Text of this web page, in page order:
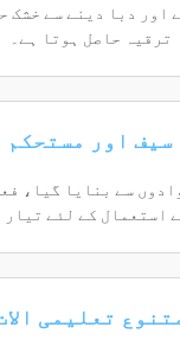
اور دبا دینے سے خشک
ترقیہ حاصل ہوتا ہے۔
سیف اور مستحکم
سے بنایا گیا،
استعمال کے لئے تیار
تعلیمی